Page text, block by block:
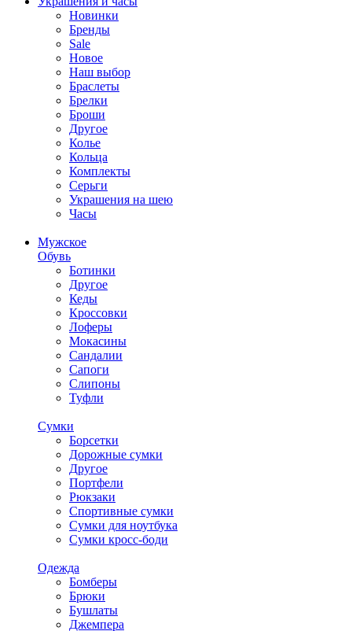
Новинки
Бренды
Sale
Новое
Наш выбор
Браслеты
Брелки
Броши
Другое
Колье
Кольца
Комплекты
Серьги
Украшения на шею
Часы
Мужское
Обувь
Ботинки
Другое
Кеды
Кроссовки
Лоферы
Мокасины
Сандалии
Сапоги
Слипоны
Туфли
Сумки
Борсетки
Дорожные сумки
Другое
Портфели
Рюкзаки
Спортивные сумки
Сумки для ноутбука
Сумки кросс-боди
Одежда
Бомберы
Брюки
Бушлаты
Джемпера